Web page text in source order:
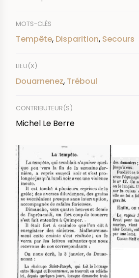
MOTS-CLÉS
Tempête, Disparition, Secours
LIEU(X)
Douarnenez, Tréboul
CONTRIBUTEUR(S)
Michel Le Berre
IMAGE